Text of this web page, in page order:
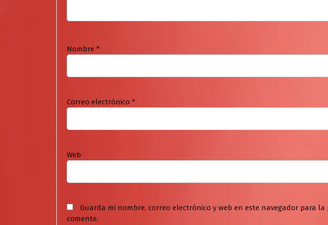
Nombre *
Correo electrónico *
Web
Guarda mi nombre, correo electrónico y web en este navegador para la
comente.